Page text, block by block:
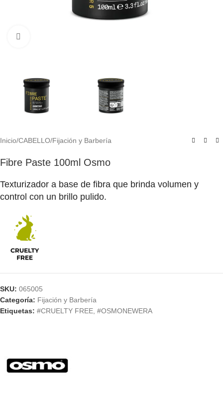
Inicio/CABELLO/Fijación y Barbería
Fibre Paste 100ml Osmo
Texturizador a base de fibra que brinda volumen y
control con un brillo pulido.
SKU: 065005
Categoría: Fijación y Barbería
Etiquetas: #CRUELTY FREE, #OSMONEWERA